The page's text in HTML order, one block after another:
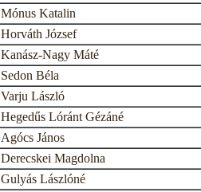
Mónus Katalin
Horváth József
Kanász-Nagy Máté
Sedon Béla
Varju László
Hegedűs Lóránt Gézáné
Agócs János
Derecskei Magdolna
Gulyás Lászlóné